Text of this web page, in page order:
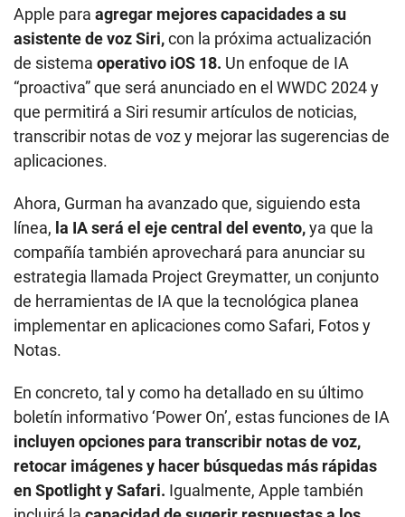
Apple para agregar mejores capacidades a su
asistente de voz Siri,con la próxima actualización
de sistema operativo iOS 18. Un enfoque de IA
“proactiva” que será anunciado en el WWDC 2024 y
que permitirá a Siri resumir artículos de noticias,
transcribir notas de voz y mejorar las sugerencias de
aplicaciones.
Ahora, Gurman ha avanzado que, siguiendo esta
línea, la IA será el eje central del evento,ya que la
compañía también aprovechará para anunciar su
estrategia llamada Project Greymatter, un conjunto
de herramientas de IA que la tecnológica planea
implementar en aplicaciones como Safari, Fotos y
Notas.
En concreto, tal y como ha detallado en su último
boletín informativo ‘Power On’, estas funciones de IA
incluyen opciones para transcribir notas de voz,
retocar imágenes y hacer búsquedas más rápidas
en Spotlight y Safari. Igualmente, Apple también